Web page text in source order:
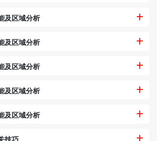
及区域分析
及区域分析
及区域分析
及区域分析
及区域分析
技巧